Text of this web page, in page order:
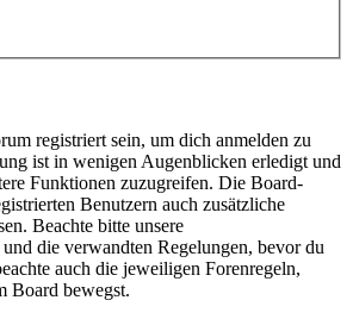
registriert sein, um dich anmelden zu
ist in wenigen Augenblicken erledigt und
Funktionen zuzugreifen. Die Board-
Benutzern auch zusätzliche
Beachte bitte unsere
die verwandten Regelungen, bevor du
auch die jeweiligen Forenregeln,
Board bewegst.